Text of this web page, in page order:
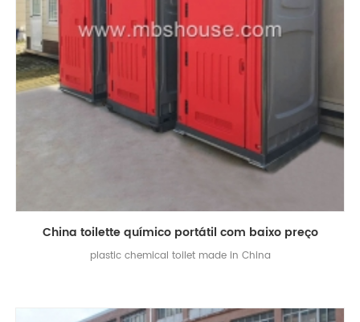
China toilette químico portátil com baixo preço
plastic chemical toilet made in China